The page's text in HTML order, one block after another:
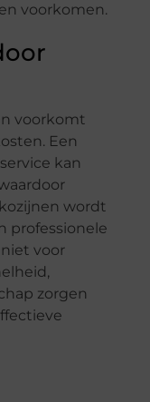
voorkomen.
voorkomt
Een
kan
wordt
professionele
voor
zorgen